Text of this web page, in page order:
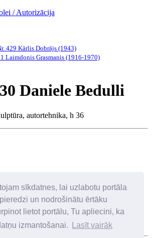
sīkdatnes, lai uzlabotu portāla
un nodrošinātu ērtāku
lietot portālu, Tu apliecini, ka
izmantošanai.
Lasīt vairāk
/ Autorizācija
429 Kārlis Dobrājs (1943)
Laimdonis Grasmanis (1916-1970)
Daniele Bedulli
autortehnika, h 36
Palīdzība
laiks Solītā cena